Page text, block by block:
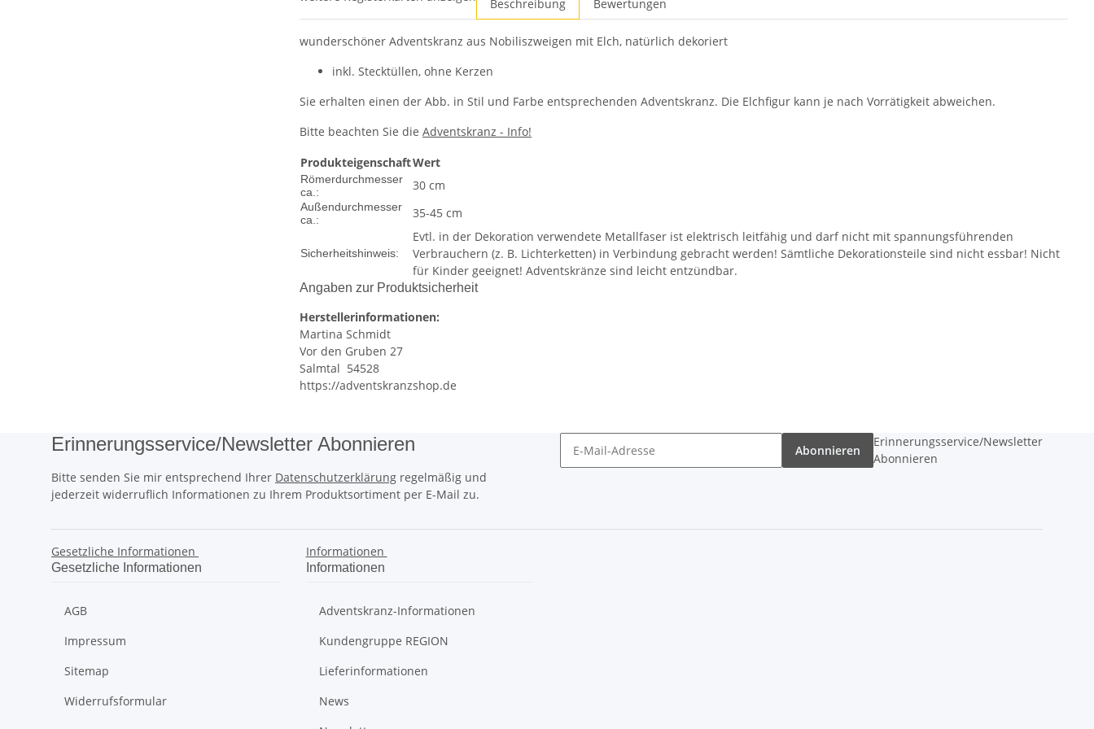
Beschreibung Bewertungen
wunderschöner Adventskranz aus Nobiliszweigen mit Elch, natürlich dekoriert
inkl. Stecktüllen, ohne Kerzen
Sie erhalten einen der Abb. in Stil und Farbe entsprechenden Adventskranz. Die Elchfigur kann je nach Vorrätigkeit abweichen.
Bitte beachten Sie die Adventskranz - Info!
ProdukteigenschaftWert
Römerdurchmesser
ca.:
30 cm
Außendurchmesser
ca.:
35-45 cm
Sicherheitshinweis:
Evtl. in der Dekoration verwendete Metallfaser ist elektrisch leitfähig und darf nicht mit spannungsführenden
Verbrauchern (z. B. Lichterketten) in Verbindung gebracht werden! Sämtliche Dekorationsteile sind nicht essbar! Nicht
für Kinder geeignet! Adventskränze sind leicht entzündbar.
Angaben zur Produktsicherheit
Herstellerinformationen:
Martina Schmidt
Vor den Gruben 27
Salmtal 54528
https://adventskranzshop.de
Erinnerungsservice/Newsletter Abonnieren
Bitte senden Sie mir entsprechend Ihrer Datenschutzerklärung regelmäßig und
jederzeit widerruflich Informationen zu Ihrem Produktsortiment per E-Mail zu.
Abonnieren
Erinnerungsservice/Newsletter
Abonnieren
Gesetzliche Informationen
Gesetzliche Informationen
AGB
Impressum
Sitemap
Widerrufsformular
Informationen
Informationen
Adventskranz-Informationen
Kundengruppe REGION
Lieferinformationen
News